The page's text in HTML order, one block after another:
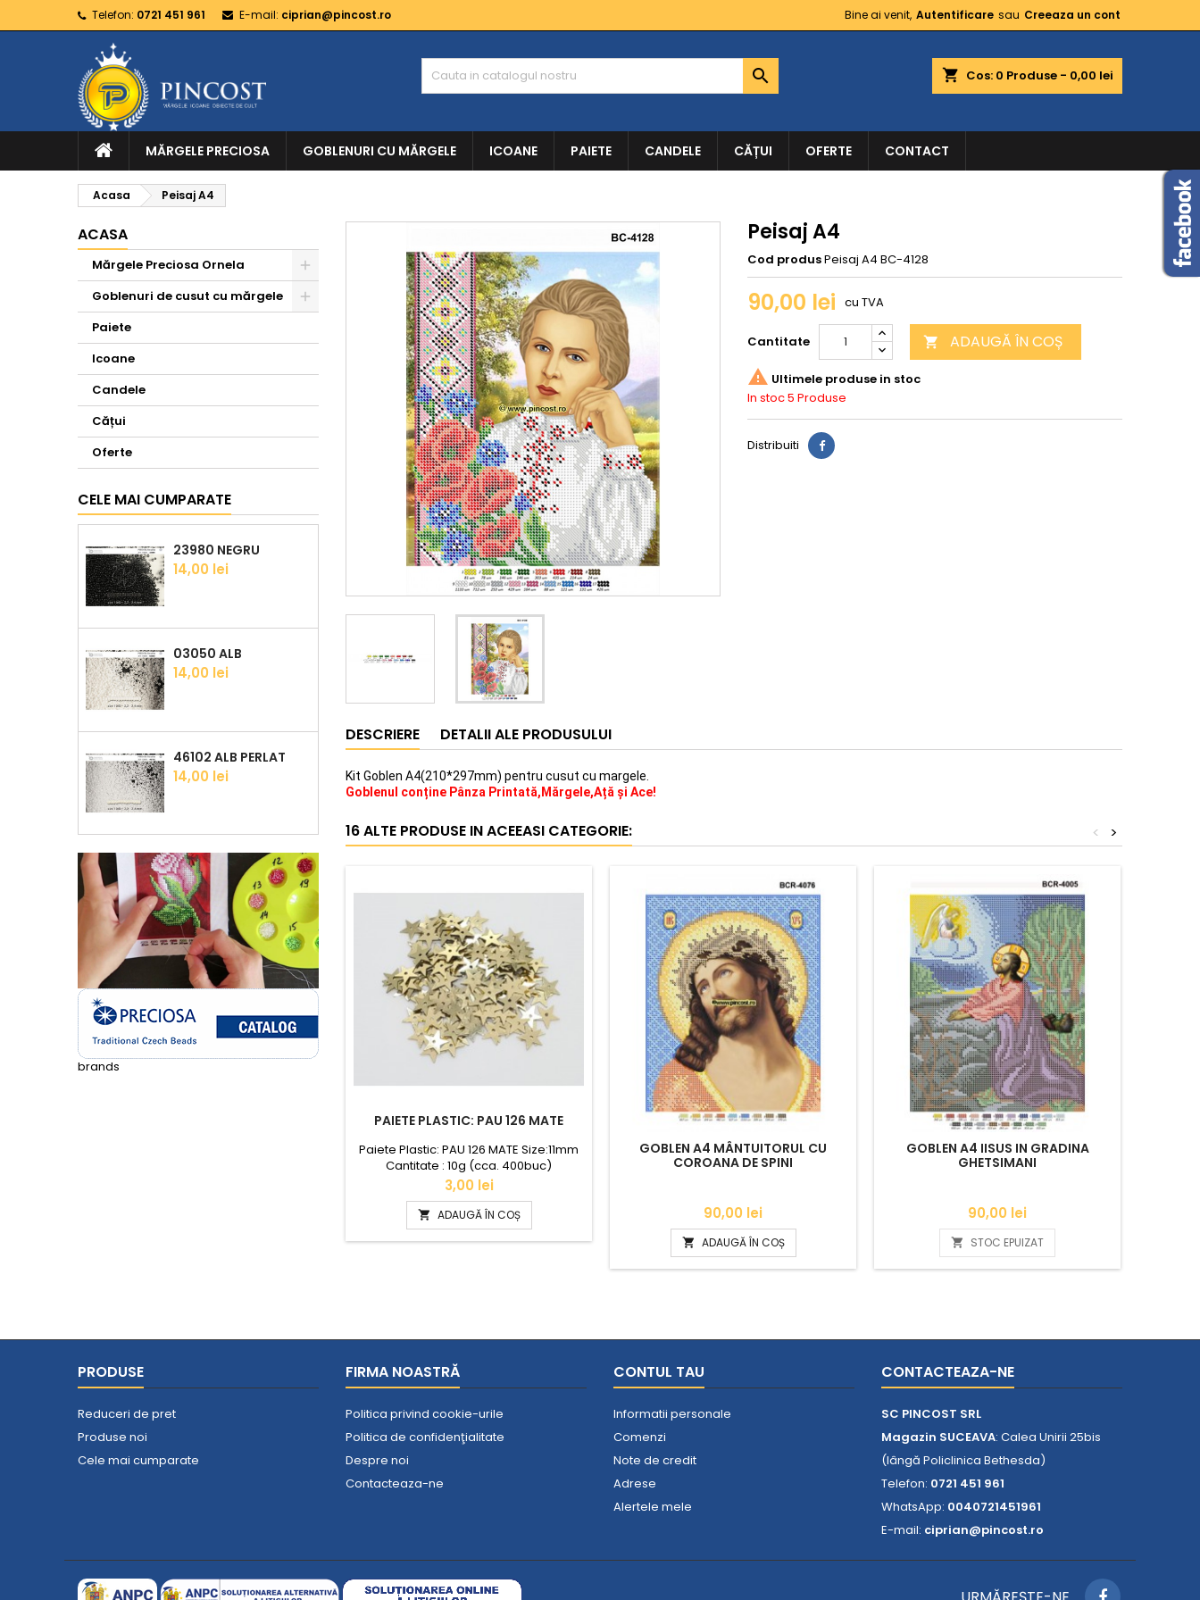
Telefon: 0721 451 961 E-mail: ciprian@pincost.ro Bine ai venit, Autentificare sau Creeaza un cont
shopping_cart Cos: 0 Produse - 0,00 lei

MĂRGELE PRECIOSA GOBLENURI CU MĂRGELE ICOANE PAIETE CANDELE CĂȚUI OFERTE CONTACT
Acasa Peisaj A4
ACASA
Mărgele Preciosa Ornela
Goblenuri de cusut cu mărgele
Paiete
Icoane
Candele
Cățui
Oferte
CELE MAI CUMPARATE
23980 NEGRU
Pret
14,00 lei
03050 ALB
Pret
14,00 lei
46102 ALB PERLAT
Pret
14,00 lei
brands
Peisaj A4
Cod produsPeisaj A4 BC-4128
90,00 lei cu TVA
Cantitate  ADAUGĂ ÎN COȘ
 Ultimele produse in stoc
In stoc5 Produse
Distribuiti
DESCRIERE DETALII ALE PRODUSULUI
Kit Goblen A4(210*297mm) pentru cusut cu margele.
Goblenul conține Pânza Printată,Mărgele,Ață și Ace!
16 ALTE PRODUSE IN ACEEASI CATEGORIE: >
<
PAIETE PLASTIC: PAU 126 MATE
Paiete Plastic: PAU 126 MATE Size:11mm
Cantitate : 10g (cca. 400buc)
Pret
3,00 lei
 ADAUGĂ ÎN COȘ
GOBLEN A4 MÂNTUITORUL CU
COROANA DE SPINI
Pret
90,00 lei
 ADAUGĂ ÎN COȘ
GOBLEN A4 IISUS IN GRADINA
GHETSIMANI
Pret
90,00 lei
 STOC EPUIZAT
PRODUSE
Reduceri de pret
Produse noi
Cele mai cumparate
FIRMA NOASTRĂ
Politica privind cookie-urile
Politica de confidenţialitate
Despre noi
Contacteaza-ne
CONTUL TAU
Informatii personale
Comenzi
Note de credit
Adrese
Alertele mele
CONTACTEAZA-NE
SC PINCOST SRL
Magazin SUCEAVA: Calea Unirii 25bis
(lângă Policlinica Bethesda)
Telefon: 0721 451 961
WhatsApp: 0040721451961
E-mail: ciprian@pincost.ro